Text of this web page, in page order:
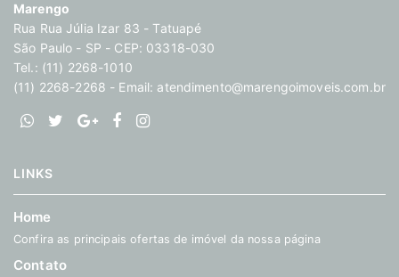
Marengo
Rua Rua Júlia Izar 83 - Tatuapé
São Paulo - SP - CEP: 03318-030
Tel.: (11) 2268-1010
(11) 2268-2268 - Email: atendimento@marengoimoveis.com.br
LINKS
Home
Confira as principais ofertas de imóvel da nossa página
Contato